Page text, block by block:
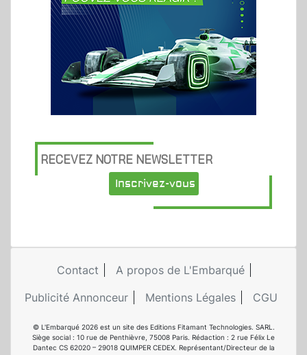
RECEVEZ NOTRE NEWSLETTER
Inscrivez-vous
Contact
A propos de L'Embarqué
Publicité Annonceur
Mentions Légales CGU
© L'Embarqué 2026 est un site des Editions Fitamant Technologies. SARL.
Siège social : 10 rue de Penthièvre, 75008 Paris. Rédaction : 2 rue Félix Le
Dantec CS 62020 – 29018 QUIMPER CEDEX. Représentant/Directeur de la